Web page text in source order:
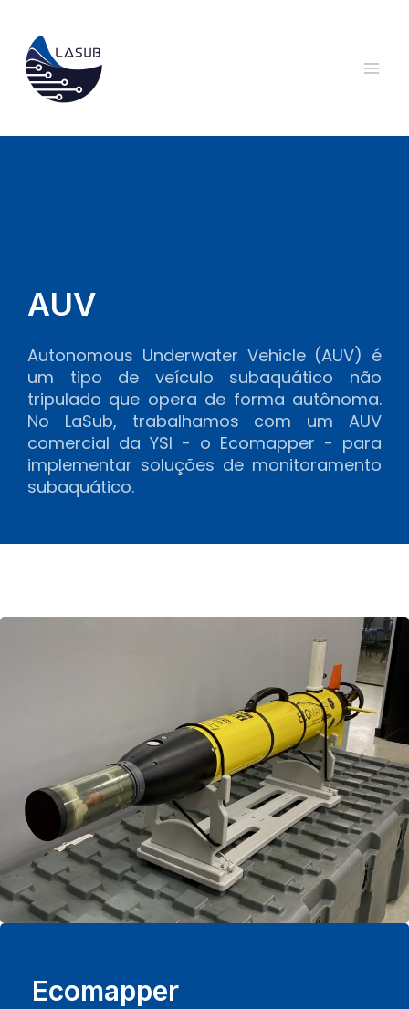
conteúdo
AUV
Autonomous Underwater Vehicle (AUV) é
um tipo de veículo subaquático não
tripulado que opera de forma autônoma.
No LaSub, trabalhamos com um AUV
comercial da YSI - o Ecomapper - para
implementar soluções de monitoramento
subaquático.
Ecomapper